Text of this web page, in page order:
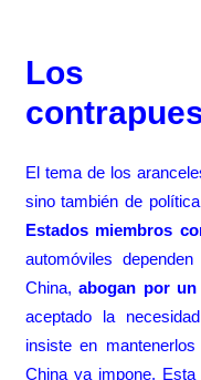
Los
El tema de los
sino también de
Estados miembros
automóviles
China, abogan por un
aceptado la
insiste en
China ya impone.